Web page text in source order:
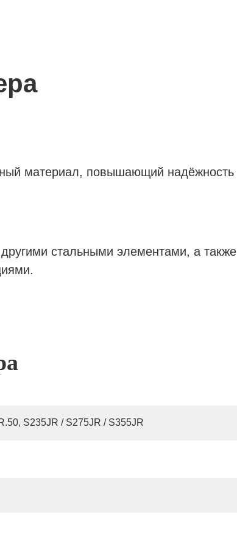
материал, повышающий надёжность
стальными элементами, а также
S235JR / S275JR / S355JR